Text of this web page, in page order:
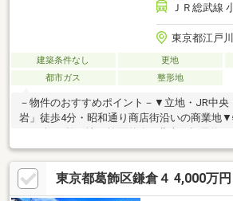
ＪＲ総武線
東京都江戸
建築条件なし 更地
都市ガス
整形地
－物件のおすすめポイント－▼立地・JR中央
岩」徒歩4分・昭和通り商店街沿いの商業地
16.1m・マンション用地や店舗用地としても
境・まいばすけっと南小岩8丁目店 徒歩2分(
ブン南小岩7丁目店 徒歩3分(約170m)・区立下
(約530m)・片山児童遊園 徒歩2分(約110m)※
東京都葛飾区鎌倉４ 4,000万円